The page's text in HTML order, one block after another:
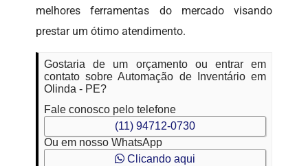
melhores ferramentas do mercado visando
prestar um ótimo atendimento.
Gostaria de um orçamento ou entrar em
contato sobre Automação de Inventário em
Olinda - PE?
Fale conosco pelo telefone
(11) 94712-0730
Ou em nosso WhatsApp
Clicando aqui